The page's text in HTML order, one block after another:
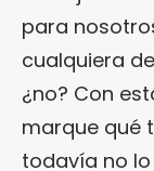
para
cualquiera
¿no? Con
marque qué
todavía no